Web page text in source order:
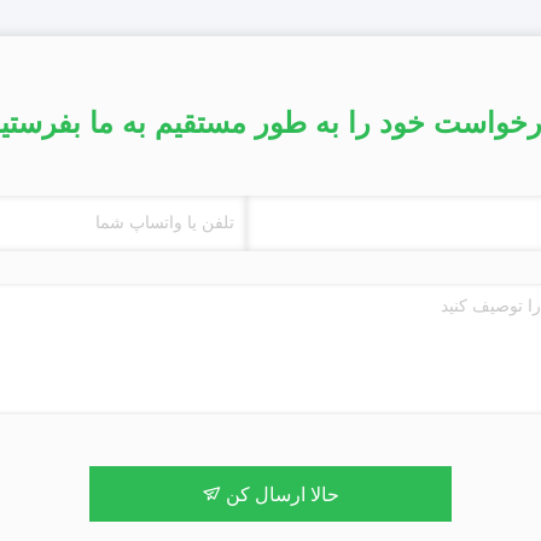
خود را به طور مستقیم به ما
حالا ارسال کن